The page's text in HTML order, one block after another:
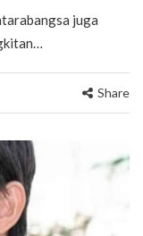
juga
Share